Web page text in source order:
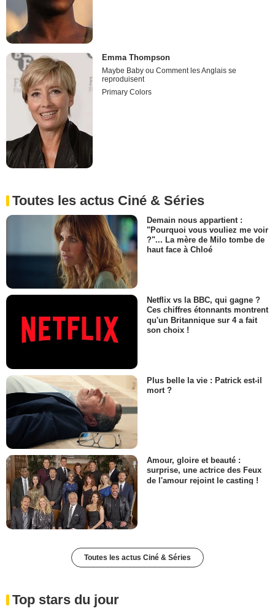
Emma Thompson
Maybe Baby ou Comment les Anglais se
reproduisent
Primary Colors
Toutes les actus Ciné & Séries
Demain nous appartient :
"Pourquoi vous vouliez me voir
?"... La mère de Milo tombe de
haut face à Chloé
Netflix vs la BBC, qui gagne ?
Ces chiffres étonnants montrent
qu'un Britannique sur 4 a fait
son choix !
Plus belle la vie : Patrick est-il
mort ?
Amour, gloire et beauté :
surprise, une actrice des Feux
de l'amour rejoint le casting !
Toutes les actus Ciné & Séries
Top stars du jour